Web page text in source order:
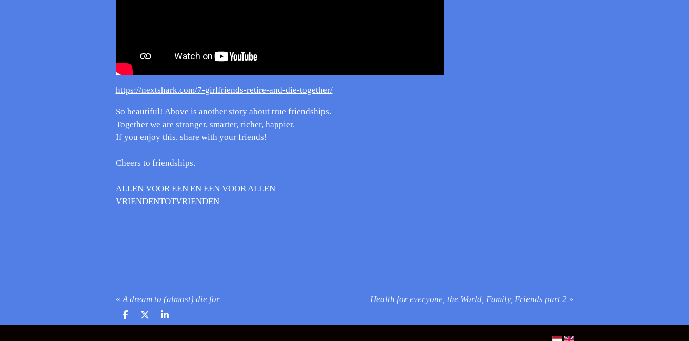
https://nextshark.com/7-girlfriends-retire-and-die-together/
So beautiful! Above is another story about true friendships.
Together we are stronger, smarter, richer, happier.
If you enjoy this, share with your friends!
Cheers to friendships.
ALLEN VOOR EEN EN EEN VOOR ALLEN
VRIENDENTOTVRIENDEN
« A dream to (almost) die for Health for everyone, the World, Family, Friends part 2 »
D
e
D
e
S
h